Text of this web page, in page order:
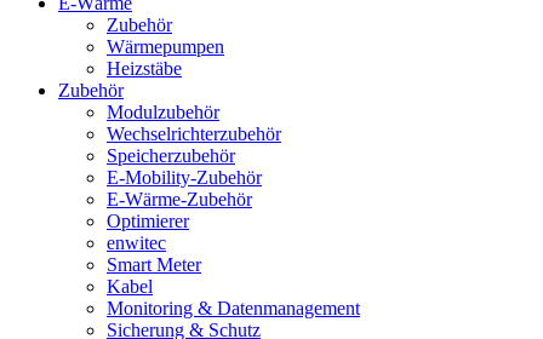
Zubehör
Wärmepumpen
Heizstäbe
Zubehör
Modulzubehör
Wechselrichterzubehör
Speicherzubehör
E-Mobility-Zubehör
E-Wärme-Zubehör
Optimierer
enwitec
Smart Meter
Kabel
Monitoring & Datenmanagement
Sicherung & Schutz